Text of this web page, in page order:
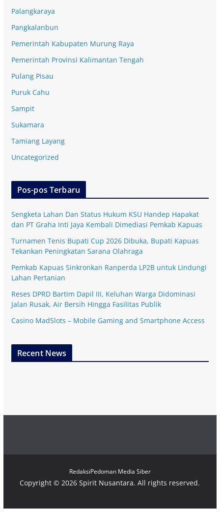
Palangkaraya
Pangkalanbun
Pemerintah Kabupaten Murung Raya
Pemerintah Provinsi Kalimantan Tengah
Pulang Pisau
Puruk Cahu
Sampit
Sukamara
Tamiang Layang
Uncategorized
Pos-pos Terbaru
Sengketa Lahan Dan Status Hukum KSU Handep Hapakat
dan PT Graha Inti Jaya Kembali Dimediasi Pemkab Kapuas
Turnamen Tenis Bupati Cup 2026 Dibuka, Bupati Kapuas
Tekankan Peningkatan Sarana Olahraga
Pemkab Kapuas Sinkronkan Ranperda LP2B untuk Lindungi
Lahan Pertanian
Reses DPRD Bartim Dapil III, Keluhan Warga Didominasi
Jalan Rusak, Air Bersih Hingga Fasilitas Publik
Casino MadSlots – Mobile Gaming and Smartphone Access
Recent News
RedaksiPedoman Media Siber
Copyright © 2026Spirit Nusantara. All rights reserved.